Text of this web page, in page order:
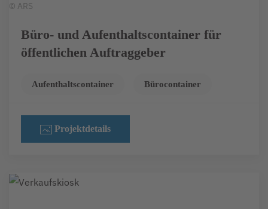
© ARS
Büro- und Aufenthaltscontainer für
öffentlichen Auftraggeber
Aufenthaltscontainer Bürocontainer
Projektdetails